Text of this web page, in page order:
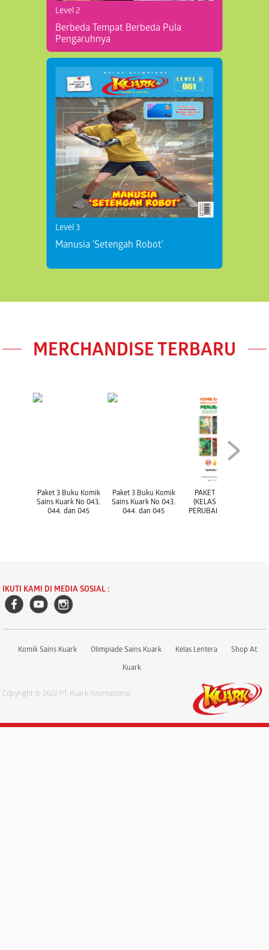
Level 2
Berbeda Tempat Berbeda Pula
Pengaruhnya
Level 3
Manusia 'Setengah Robot'
MERCHANDISE TERBARU
Paket 3 Buku Komik
Sains Kuark No 043,
044, dan 045
Paket 3 Buku Komik
Sains Kuark No 043,
044, dan 045
PAKET LEVEL 3
(KELAS 5-6 SD) :
PERUBAHAN IKLIM
IKUTI KAMI DI MEDIA SOSIAL :
Komik Sains Kuark Olimpiade Sains Kuark Kelas Lentera
Shop At
Kuark
Copyright © 2022 PT. Kuark Internasional